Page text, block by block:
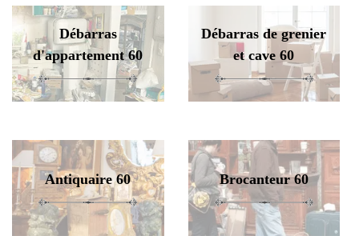
Débarras
d'appartement 60
Débarras de grenier
et cave 60
Antiquaire 60 Brocanteur 60